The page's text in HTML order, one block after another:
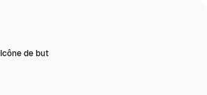
Icône de but